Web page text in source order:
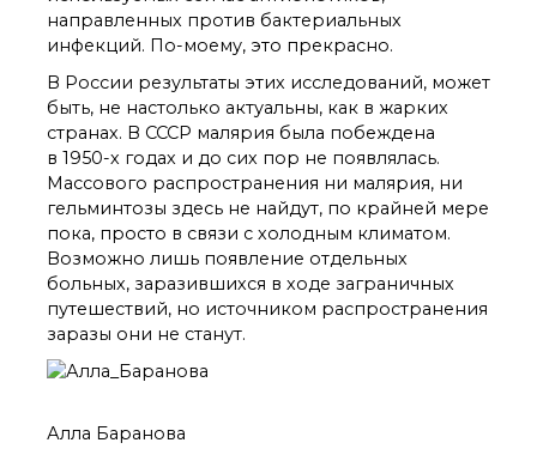
направленных против бактериальных
инфекций. По-моему, это прекрасно.
В России результаты этих исследований, может
быть, не настолько актуальны, как в жарких
странах. В СССР малярия была побеждена
в 1950-х годах и до сих пор не появлялась.
Mассового распространения ни малярия, ни
гельминтозы здесь не найдут, по крайней мере
пока, просто в связи с холодным климатом.
Возможно лишь появление отдельных
больных, заразившихся в ходе заграничных
путешествий, но источником распространения
заразы они не станут.
Алла Баранова